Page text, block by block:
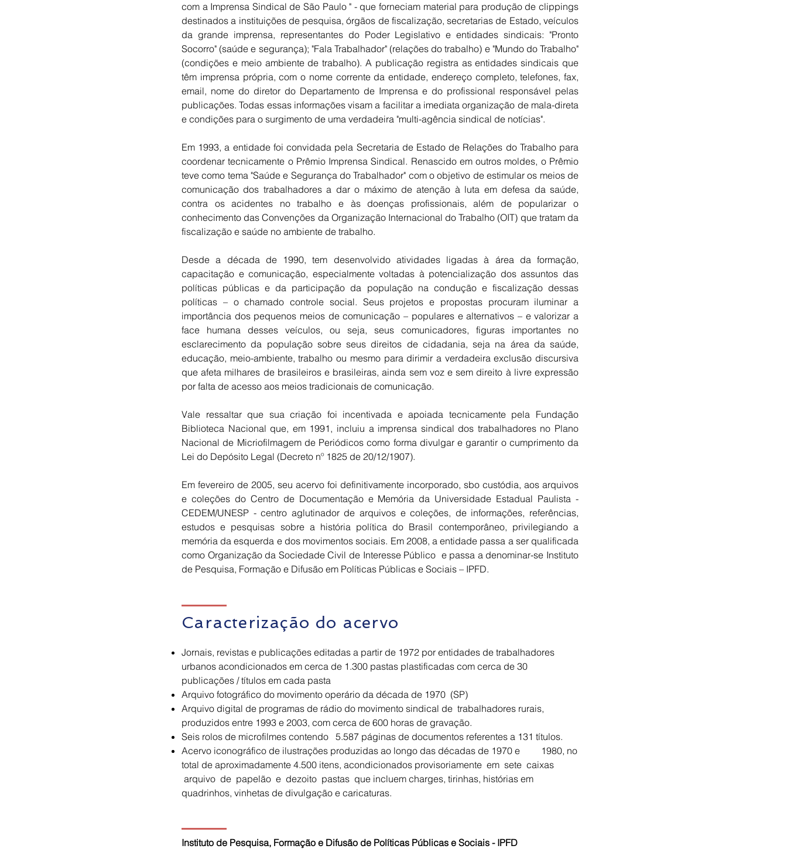
com a Imprensa Sindical de São Paulo " - que forneciam material para produção de clippings
destinados a instituições de pesquisa, órgãos de fiscalização, secretarias de Estado, veículos
da grande imprensa, representantes do Poder Legislativo e entidades sindicais: "Pronto
Socorro" (saúde e segurança); "Fala Trabalhador" (relações do trabalho) e "Mundo do Trabalho"
(condições e meio ambiente de trabalho). A publicação registra as entidades sindicais que
têm imprensa própria, com o nome corrente da entidade, endereço completo, telefones, fax,
email, nome do diretor do Departamento de Imprensa e do profissional responsável pelas
publicações. Todas essas informações visam a facilitar a imediata organização de mala-direta
e condições para o surgimento de uma verdadeira "multi-agência sindical de notícias".
Em 1993, a entidade foi convidada pela Secretaria de Estado de Relações do Trabalho para
coordenar tecnicamente o Prêmio Imprensa Sindical. Renascido em outros moldes, o Prêmio
teve como tema "Saúde e Segurança do Trabalhador" com o objetivo de estimular os meios de
comunicação dos trabalhadores a dar o máximo de atenção à luta em defesa da saúde,
contra os acidentes no trabalho e às doenças profissionais, além de popularizar o
conhecimento das Convenções da Organização Internacional do Trabalho (OIT) que tratam da
fiscalização e saúde no ambiente de trabalho.
Desde a década de 1990, tem desenvolvido atividades ligadas à área da formação,
capacitação e comunicação, especialmente voltadas à potencialização dos assuntos das
políticas públicas e da participação da população na condução e fiscalização dessas
políticas – o chamado controle social. Seus projetos e propostas procuram iluminar a
importância dos pequenos meios de comunicação – populares e alternativos – e valorizar a
face humana desses veículos, ou seja, seus comunicadores, figuras importantes no
esclarecimento da população sobre seus direitos de cidadania, seja na área da saúde,
educação, meio-ambiente, trabalho ou mesmo para dirimir a verdadeira exclusão discursiva
que afeta milhares de brasileiros e brasileiras, ainda sem voz e sem direito à livre expressão
por falta de acesso aos meios tradicionais de comunicação.
Vale ressaltar que sua criação foi incentivada e apoiada tecnicamente pela Fundação
Biblioteca Nacional que, em 1991, incluiu a imprensa sindical dos trabalhadores no Plano
Nacional de Micriofilmagem de Periódicos como forma divulgar e garantir o cumprimento da
Lei do Depósito Legal (Decreto nº 1825 de 20/12/1907).
Em fevereiro de 2005, seu acervo foi definitivamente incorporado, sbo custódia, aos arquivos
e coleções do Centro de Documentação e Memória da Universidade Estadual Paulista -
CEDEM/UNESP - centro aglutinador de arquivos e coleções, de informações, referências,
estudos e pesquisas sobre a história política do Brasil contemporâneo, privilegiando a
memória da esquerda e dos movimentos sociais. Em 2008, a entidade passa a ser qualificada
como Organização da Sociedade Civil de Interesse Público e passa a denominar-se Instituto
de Pesquisa, Formação e Difusão em Políticas Públicas e Sociais – IPFD.
Caracterização do acervo
Jornais, revistas e publicações editadas a partir de 1972 por entidades de trabalhadores
urbanos acondicionados em cerca de 1.300 pastas plastificadas com cerca de 30
publicações / títulos em cada pasta
Arquivo fotográfico do movimento operário da década de 1970 (SP)
Arquivo digital de programas de rádio do movimento sindical de trabalhadores rurais,
produzidos entre 1993 e 2003, com cerca de 600 horas de gravação.
Seis rolos de microfilmes contendo 5.587 páginas de documentos referentes a 131 títulos.
Acervo iconográfico de ilustrações produzidas ao longo das décadas de 1970 e 1980, no
total de aproximadamente 4.500 itens, acondicionados provisoriamente em sete caixas
arquivo de papelão e dezoito pastas que incluem charges, tirinhas, histórias em
quadrinhos, vinhetas de divulgação e caricaturas.
Instituto de Pesquisa, Formação e Difusão de Políticas Públicas e Sociais - IPFD